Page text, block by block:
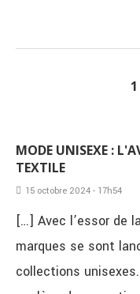
MODE UNISEXE :
TEXTILE
15 octobre 2024 - 17h54
[…] Avec l’essor de
marques se sont
collections